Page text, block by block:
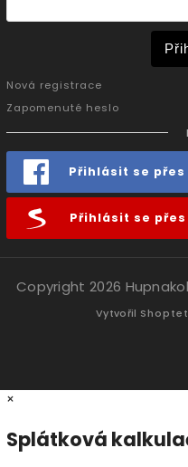
Nová registrace
Zapomenuté heslo
Přihlásit se přes
Přihlásit se přes
Copyright 2026
Vytvořil Shoptet
×
Splátková